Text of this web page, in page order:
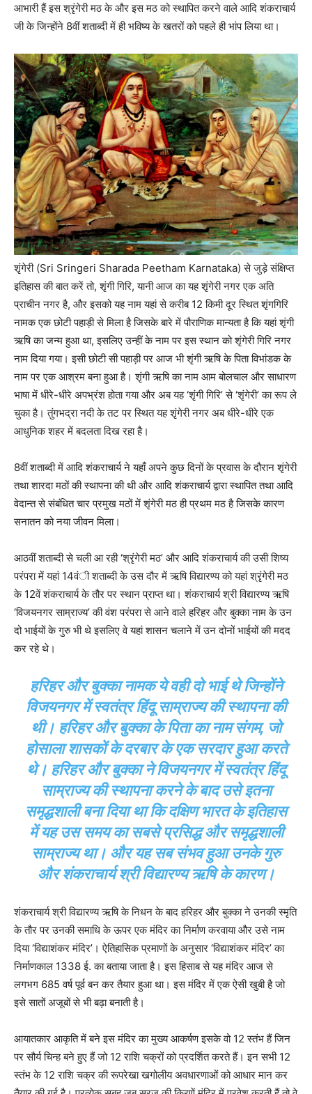
आभारी हैं इस श्रृंगेरी मठ के और इस मठ को स्थापित करने वाले आदि शंकराचार्य
जी के जिन्होंने 8वीं शताब्दी में ही भविष्य के खतरों को पहले ही भांप लिया था।
शृंगेरी (Sri Sringeri Sharada Peetham Karnataka) से जुड़े संक्षिप्त
इतिहास की बात करें तो, शृंगी गिरि, यानी आज का यह शृंगेरी नगर एक अति
प्राचीन नगर है, और इसको यह नाम यहां से करीब 12 किमी दूर स्थित शृंगगिरि
नामक एक छोटी पहाड़ी से मिला है जिसके बारे में पौराणिक मान्यता है कि यहां शृंगी
ऋषि का जन्म हुआ था, इसलिए उन्हीं के नाम पर इस स्थान को शृंगेरी गिरि नगर
नाम दिया गया। इसी छोटी सी पहाड़ी पर आज भी शृंगी ऋषि के पिता विभांडक के
नाम पर एक आश्रम बना हुआ है। शृंगी ऋषि का नाम आम बोलचाल और साधारण
भाषा में धीरे-धीरे अपभ्रंश होता गया और अब यह ‘शृंगी गिरि’ से ‘शृंगेरी’ का रूप ले
चुका है। तुंगभद्रा नदी के तट पर स्थित यह शृंगेरी नगर अब धीरे-धीरे एक
आधुनिक शहर में बदलता दिख रहा है।
8वीं शताब्दी में आदि शंकराचार्य ने यहाँ अपने कुछ दिनों के प्रवास के दौरान शृंगेरी
तथा शारदा मठों की स्थापना की थी और आदि शंकराचार्य द्वारा स्थापित तथा आदि
वेदान्त से संबंधित चार प्रमुख मठों में शृंगेरी मठ ही प्रथम मठ है जिसके कारण
सनातन को नया जीवन मिला।
आठवीं शताब्दी से चली आ रही ‘श्रृंगेरी मठ’ और आदि शंकराचार्य की उसी शिष्य
परंपरा में यहां 14वंी शताब्दी के उस दौर में ऋषि विद्यारण्य को यहां श्रृंगेरी मठ
के 12वें शंकराचार्य के तौर पर स्थान प्राप्त था। शंकराचार्य श्री विद्यारण्य ऋषि
‘विजयनगर साम्राज्य’ की वंश परंपरा से आने वाले हरिहर और बुक्का नाम के उन
दो भाईयों के गुरु भी थे इसलिए वे यहां शासन चलाने में उन दोनों भाईयों की मदद
कर रहे थे।
हरिहर और बुक्का नामक ये वही दो भाई थे जिन्होंने
विजयनगर में स्वतंत्र हिंदू साम्राज्य की स्थापना की
थी। हरिहर और बुक्का के पिता का नाम संगम, जो
होसाला शासकों के दरबार के एक सरदार हुआ करते
थे। हरिहर और बुक्का ने विजयनगर में स्वतंत्र हिंदू
साम्राज्य की स्थापना करने के बाद उसे इतना
समृद्धशाली बना दिया था कि दक्षिण भारत के इतिहास
में यह उस समय का सबसे प्रसिद्ध और समृद्धशाली
साम्राज्य था। और यह सब संभव हुआ उनके गुरु
और शंकराचार्य श्री विद्यारण्य ऋषि के कारण।
शंकराचार्य श्री विद्यारण्य ऋषि के निधन के बाद हरिहर और बुक्का ने उनकी स्मृति
के तौर पर उनकी समाधि के ऊपर एक मंदिर का निर्माण करवाया और उसे नाम
दिया ‘विद्याशंकर मंदिर’। ऐतिहासिक प्रमाणों के अनुसार ‘विद्याशंकर मंदिर’ का
निर्माणकाल 1338 ई. का बताया जाता है। इस हिसाब से यह मंदिर आज से
लगभग 685 वर्ष पूर्व बन कर तैयार हुआ था। इस मंदिर में एक ऐसी खुबी है जो
इसे सातों अजूबों से भी बढ़ा बनाती है।
आयातकार आकृति में बने इस मंदिर का मुख्य आकर्षण इसके वो 12 स्तंभ हैं जिन
पर सौर्य चिन्ह बने हुए हैं जो 12 राशि चक्रों को प्रदर्शित करते हैं। इन सभी 12
स्तंभ के 12 राशि चक्र की रूपरेखा खगोलीय अवधारणाओं को आधार मान कर